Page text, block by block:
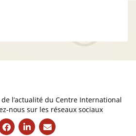
l’actualité du Centre International
nous sur les réseaux sociaux